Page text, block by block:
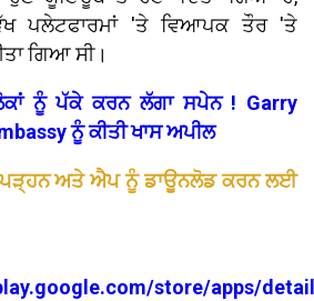
ਪਲੇਟਫਾਰਮਾਂ 'ਤੇ ਵਿਆਪਕ ਤੌਰ 'ਤੇ
ਗਿਆ ਸੀ।
ਨੂੰ ਪੱਕੇ ਕਰਨ ਲੱਗਾ ਸਪੇਨ ! Garry
ਨੂੰ ਕੀਤੀ ਖਾਸ ਅਪੀਲ
ਅਤੇ ਐਪ ਨੂੰ ਡਾਊਨਲੋਡ ਕਰਨ ਲਈ
store/apps/